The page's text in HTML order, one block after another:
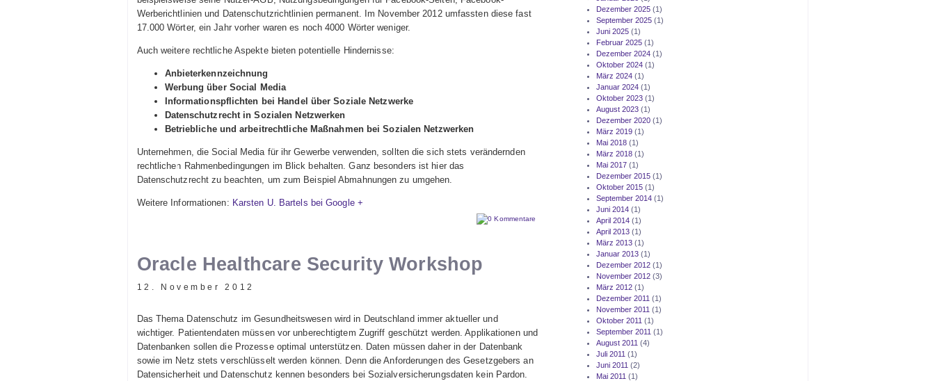
Werberichtlinien und Datenschutzrichtlinien permanent. Im November 2012 umfassten diese fast
17.000 Wörter, ein Jahr vorher waren es noch 4000 Wörter weniger.
Auch weitere rechtliche Aspekte bieten potentielle Hindernisse:
Anbieterkennzeichnung
Werbung über Social Media
Informationspflichten bei Handel über Soziale Netzwerke
Datenschutzrecht in Sozialen Netzwerken
Betriebliche und arbeitrechtliche Maßnahmen bei Sozialen Netzwerken
Unternehmen, die Social Media für ihr Gewerbe verwenden, sollten die sich stets verändernden
rechtlichen Rahmenbedingungen im Blick behalten. Ganz besonders ist hier das
Datenschutzrecht zu beachten, um zum Beispiel Abmahnungen zu umgehen.
Weitere Informationen: Karsten U. Bartels bei Google +
0 Kommentare
Oracle Healthcare Security Workshop
12. November 2012
Das Thema Datenschutz im Gesundheitswesen wird in Deutschland immer aktueller und
wichtiger. Patientendaten müssen vor unberechtigtem Zugriff geschützt werden. Applikationen und
Datenbanken sollen die Prozesse optimal unterstützen. Daten müssen daher in der Datenbank
sowie im Netz stets verschlüsselt werden können. Denn die Anforderungen des Gesetzgebers an
Datensicherheit und Datenschutz kennen besonders bei Sozialversicherungsdaten kein Pardon.
Dezember 2025(1)
September 2025(1)
Juni 2025(1)
Februar 2025(1)
Dezember 2024(1)
Oktober 2024(1)
März 2024(1)
Januar 2024(1)
Oktober 2023(1)
August 2023(1)
Dezember 2020(1)
März 2019(1)
Mai 2018(1)
März 2018(1)
Mai 2017(1)
Dezember 2015(1)
Oktober 2015(1)
September 2014(1)
Juni 2014(1)
April 2014(1)
April 2013(1)
März 2013(1)
Januar 2013(1)
Dezember 2012(1)
November 2012(3)
März 2012(1)
Dezember 2011 (1)
November 2011 (1)
Oktober 2011 (1)
September 2011 (1)
August 2011 (4)
Juli 2011 (1)
Juni 2011 (2)
Mai 2011 (1)